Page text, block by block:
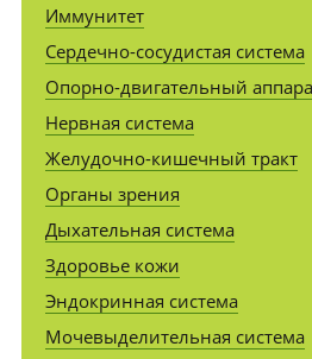
Иммунитет
Сердечно-сосудистая система
Опорно-двигательный
Нервная система
Желудочно-кишечный тракт
Органы зрения
Дыхательная система
Здоровье кожи
Эндокринная система
Мочевыделительная система